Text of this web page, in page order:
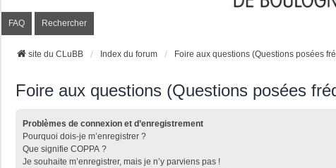
FAQ Rechercher
site du CLuBB Index du forum Foire aux questions (Questions posées
Foire aux questions (Questions posées
Problèmes de connexion et d’enregistrement
Pourquoi dois-je m’enregistrer ?
Que signifie COPPA ?
Je souhaite m’enregistrer, mais je n’y parviens pas !